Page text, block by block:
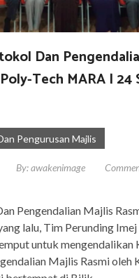
Dan
Tech MARA | 24
Pengurusan Majlis
By:awakenimage
Pengendalian Majlis
lalu, Tim Perunding Imej
untuk mengendalikan
Majlis Rasmi oleh